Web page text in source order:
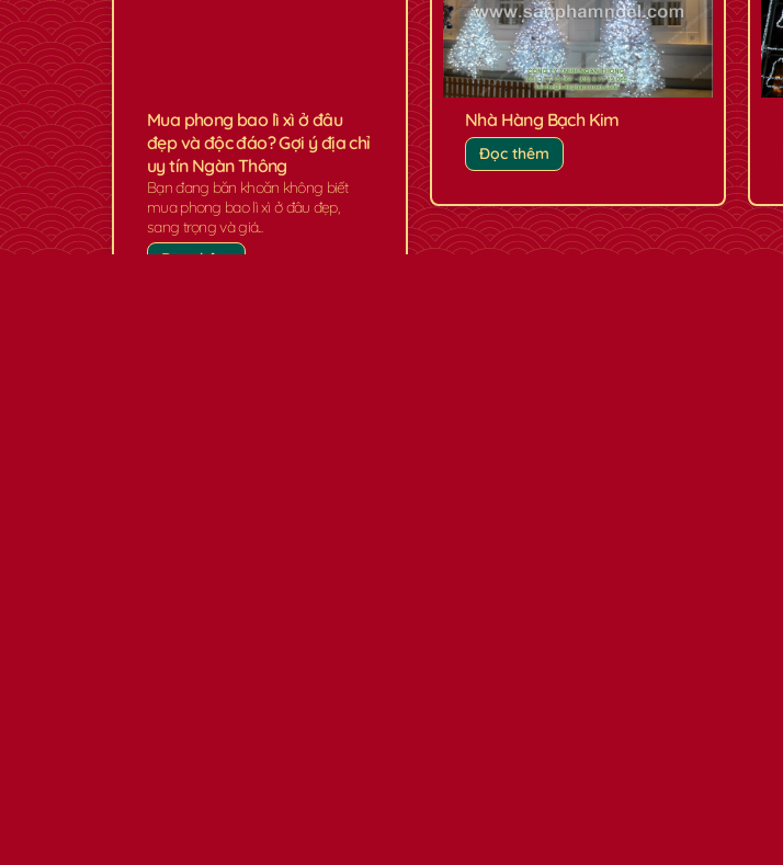
Mua phong bao lì xì ở đâu
đẹp và độc đáo? Gợi ý địa chỉ
uy tín Ngàn Thông
Bạn đang băn khoăn không biết
mua phong bao lì xì ở đâu đẹp,
sang trọng và giá...
Đọc thêm
Nhà Hàng Bạch Kim
Đọc thêm
✿